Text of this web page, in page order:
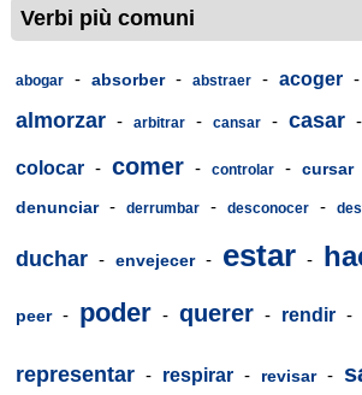
Verbi più comuni
abogar - absorber - abstraer - acoger -
almorzar - arbitrar - cansar - casar -
colocar - comer - controlar - cursar
denunciar - derrumbar - desconocer -
duchar - envejecer - estar -
peer - poder - querer - rendir -
representar - respirar - revisar -